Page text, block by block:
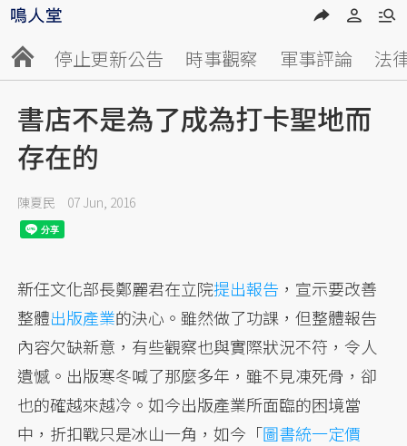
停止更新公告 時事觀察 軍事評論 法
書店不是為了成為打卡聖地而
存在的
陳夏民 07 Jun, 2016
新任文化部長鄭麗君在立院提出報告 ，宣示要改善
整體出版產業的決心。雖然做了功課，但整體報告
內容欠缺新意，有些觀察也與實際狀況不符，令人
遺憾。出版寒冬喊了那麼多年，雖不見凍死骨，卻
也的確越來越冷。如今出版產業所面臨的困境當
中，折扣戰只是冰山一角，如今「圖書統一定價